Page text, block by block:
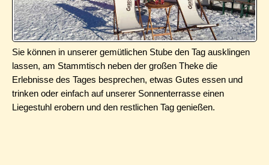
Sie können in unserer gemütlichen Stube den Tag ausklingen
lassen, am Stammtisch neben der großen Theke die
Erlebnisse des Tages besprechen, etwas Gutes essen und
trinken oder einfach auf unserer Sonnenterrasse einen
Liegestuhl erobern und den restlichen Tag genießen.